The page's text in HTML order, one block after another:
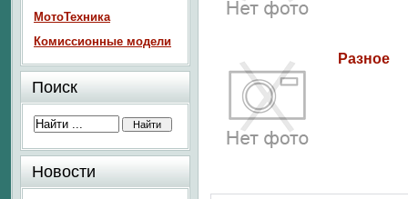
Разное
МотоТехника
Комиссионные модели
Поиск
Новости